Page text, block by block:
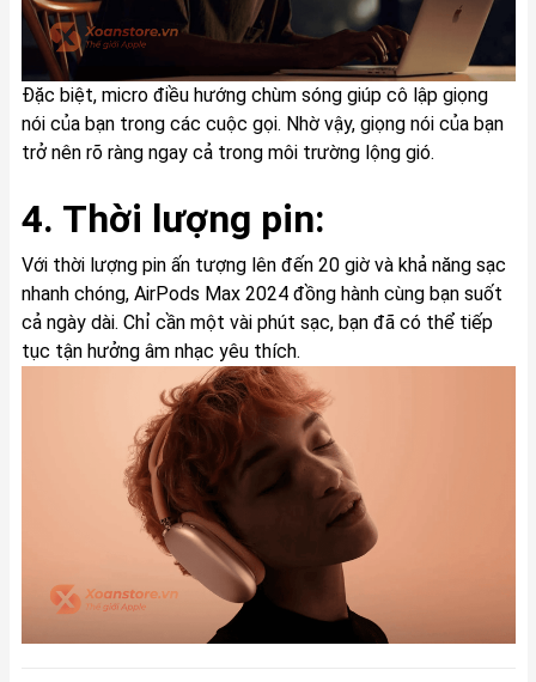
Đặc biệt, micro điều hướng chùm sóng giúp cô lập giọng
nói của bạn trong các cuộc gọi. Nhờ vậy, giọng nói của bạn
trở nên rõ ràng ngay cả trong môi trường lộng gió.
4. Thời lượng pin:
Với thời lượng pin ấn tượng lên đến 20 giờ và khả năng sạc
nhanh chóng, AirPods Max 2024 đồng hành cùng bạn suốt
cả ngày dài. Chỉ cần một vài phút sạc, bạn đã có thể tiếp
tục tận hưởng âm nhạc yêu thích.